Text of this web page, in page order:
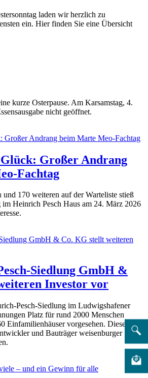
laden wir herzlich zu
ein. Hier finden Sie eine Übersicht
kurze Osterpause. Am Karsamstag, 4.
nicht geöffnet.
Glück: Großer Andrang
Fachtag
170 weiteren auf der Warteliste stieß
Heinrich Pesch Haus am 24. März 2026
Siedlung GmbH &
Investor vor
Pesch-Siedlung im Ludwigshafener
Platz für rund 2000 Menschen
Einfamilienhäuser vorgesehen. Diese wird
und Bauträger weisenburger